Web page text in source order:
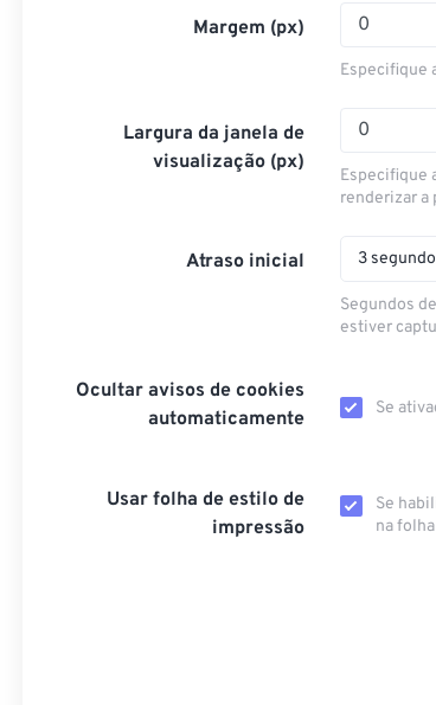
Margem (px)
Especifique
Largura da janela de
visualização (px)
Especifique
renderizar a
Atraso inicial 3
Segundos
estiver
Ocultar avisos de cookies
automaticamente
Se
Usar folha de estilo de
impressão
Se
na